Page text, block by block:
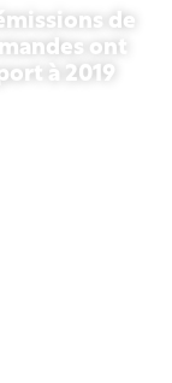
de
ont
à 2019